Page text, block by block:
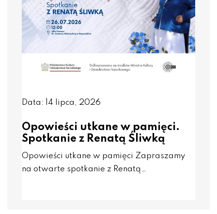
Data: 14 lipca, 2026
Opowieści utkane w pamięci.
Spotkanie z Renatą Śliwką
Opowieści utkane w pamięci Zapraszamy
na otwarte spotkanie z Renatą…